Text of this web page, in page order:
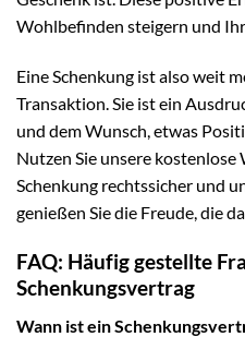
Wohlbefinden steigern und
Eine Schenkung ist also weit
Transaktion. Sie ist ein
und dem Wunsch, etwas
Nutzen Sie unsere kostenlose
Schenkung rechtssicher und
genießen Sie die Freude, die
FAQ: Häufig gestellte
Schenkungsvertrag
Wann ist ein